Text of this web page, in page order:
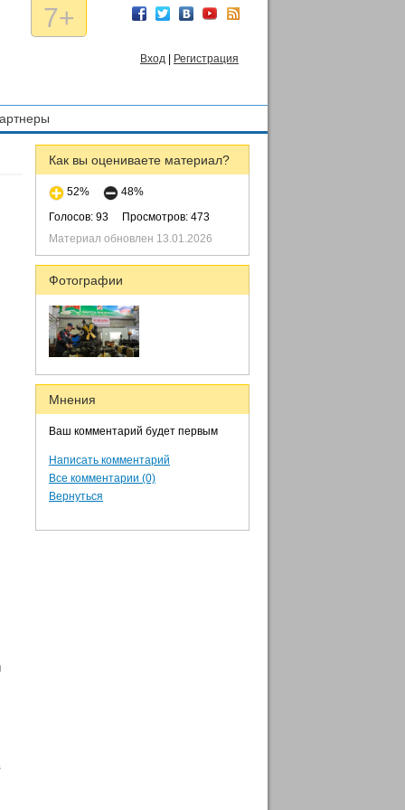
7+
Вход Регистрация
Как вы оцениваете материал?
52%
48%
Голосов: 93
Просмотров: 473
Материал обновлен 13.01.2026
Фотографии
Мнения
Ваш комментарий будет первым
Написать комментарий
Все комментарии (0)
Вернуться